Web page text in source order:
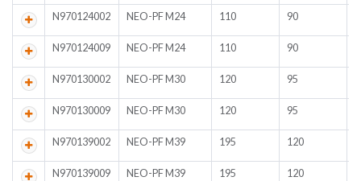
N970124002 NEO-PF M24 110 90
N970124009 NEO-PF M24 110 90
N970130002 NEO-PF M30 120 95
N970130009 NEO-PF M30 120 95
N970139002 NEO-PF M39 195 120
N970139009 NEO-PF M39 195 120